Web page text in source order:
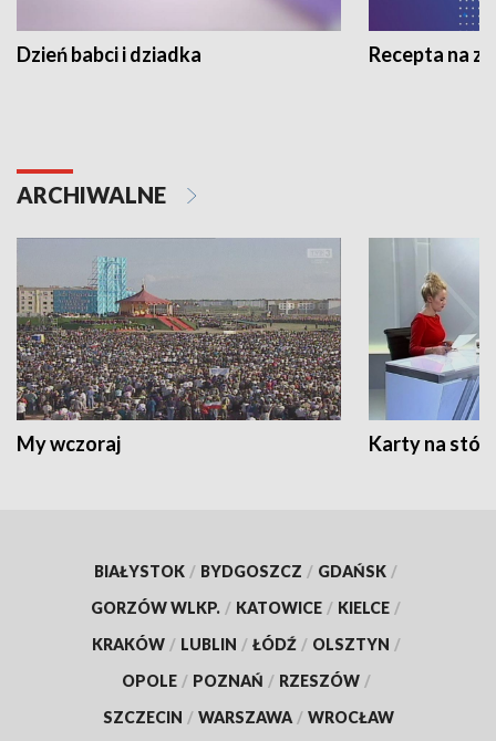
Dzień babci i dziadka Recepta na
ARCHIWALNE
My wczoraj Karty na
BIAŁYSTOK / BYDGOSZCZ / GDAŃSK /
GORZÓW WLKP. / KATOWICE / KIELCE /
KRAKÓW / LUBLIN / ŁÓDŹ / OLSZTYN /
OPOLE / POZNAŃ / RZESZÓW /
SZCZECIN / WARSZAWA / WROCŁAW